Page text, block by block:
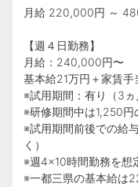
月給 220,000円 ～
【週４日勤務】
月給：240,000円〜
基本給21万円＋家賃
※試用期間：有り（3ヵ
※研修期間中は1,250円
※試用期間前後での給
く）
※週4×10時間勤務を想
※一都三県の基本給は